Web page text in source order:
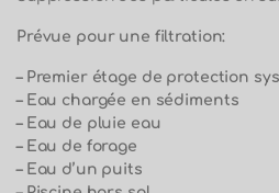
Prévue pour une filtration:
– Premier étage de protection
– Eau chargée en sédiments
– Eau de pluie eau
– Eau de forage
– Eau d’un puits